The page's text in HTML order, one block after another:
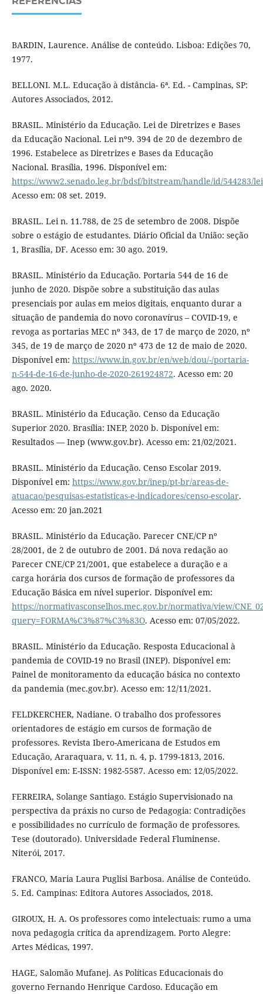
BARDIN, Laurence. Análise de conteúdo. Lisboa: Edições 70,
1977.
BELLONI. M.L. Educação à distância- 6ª. Ed. - Campinas, SP:
Autores Associados, 2012.
BRASIL. Ministério da Educação. Lei de Diretrizes e Bases
da Educação Nacional. Lei nº9. 394 de 20 de dezembro de
1996. Estabelece as Diretrizes e Bases da Educação
Nacional. Brasília, 1996. Disponível em:
https://www2.senado.leg.br/bdsf/bitstream/handle/id/544283/
Acesso em: 08 set. 2019.
BRASIL. Lei n. 11.788, de 25 de setembro de 2008. Dispõe
sobre o estágio de estudantes. Diário Oficial da União: seção
1, Brasília, DF. Acesso em: 30 ago. 2019.
BRASIL. Ministério da Educação. Portaria 544 de 16 de
junho de 2020. Dispõe sobre a substituição das aulas
presenciais por aulas em meios digitais, enquanto durar a
situação de pandemia do novo coronavírus – COVID-19, e
revoga as portarias MEC nº 343, de 17 de março de 2020, nº
345, de 19 de março de 2020 nº 473 de 12 de maio de 2020.
Disponível em: https://www.in.gov.br/en/web/dou/-/portaria-
n-544-de-16-de-junho-de-2020-261924872. Acesso em: 20
ago. 2020.
BRASIL. Ministério da Educação. Censo da Educação
Superior 2020. Brasília: INEP, 2020 b. Disponível em:
Resultados — Inep (www.gov.br). Acesso em: 21/02/2021.
BRASIL. Ministério da Educação. Censo Escolar 2019.
Disponível em: https://www.gov.br/inep/pt-br/areas-de-
atuacao/pesquisas-estatisticas-e-indicadores/censo-escolar.
Acesso em: 20 jan.2021
BRASIL. Ministério da Educação. Parecer CNE/CP nº
28/2001, de 2 de outubro de 2001. Dá nova redação ao
Parecer CNE/CP 21/2001, que estabelece a duração e a
carga horária dos cursos de formação de professores da
Educação Básica em nível superior. Disponível em:
https://normativasconselhos.mec.gov.br/normativa/view/
query=FORMA%C3%87%C3%83O. Acesso em: 07/05/2022.
BRASIL. Ministério da Educação. Resposta Educacional à
pandemia de COVID-19 no Brasil (INEP). Disponível em:
Painel de monitoramento da educação básica no contexto
da pandemia (mec.gov.br). Acesso em: 12/11/2021.
FELDKERCHER, Nadiane. O trabalho dos professores
orientadores de estágio em cursos de formação de
professores. Revista Ibero-Americana de Estudos em
Educação, Araraquara, v. 11, n. 4, p. 1799-1813, 2016.
Disponível em: E-ISSN: 1982-5587. Acesso em: 12/05/2022.
FERREIRA, Solange Santiago. Estágio Supervisionado na
perspectiva da práxis no curso de Pedagogia: Contradições
e possibilidades no currículo de formação de professores.
Tese (doutorado). Universidade Federal Fluminense.
Niterói, 2017.
FRANCO, Maria Laura Puglisi Barbosa. Análise de Conteúdo.
5. Ed. Campinas: Editora Autores Associados, 2018.
GIROUX, H. A. Os professores como intelectuais: rumo a uma
nova pedagogia crítica da aprendizagem. Porto Alegre:
Artes Médicas, 1997.
HAGE, Salomão Mufanej. As Políticas Educacionais do
governo Fernando Henrique Cardoso. Educação em